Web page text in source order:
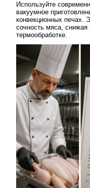
Используйте
вакуумное
конвекционных печах.
сочность мяса, снижая
термообработке.